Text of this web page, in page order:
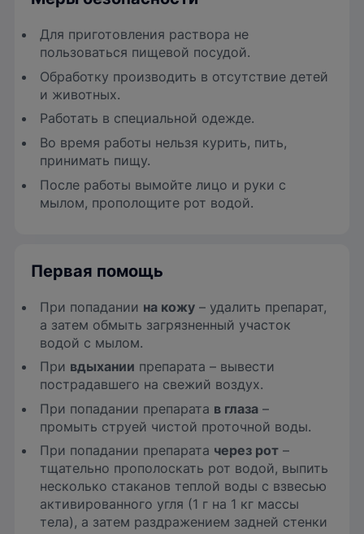
Для приготовления раствора не
пользоваться пищевой посудой.
Обработку производить в отсутствие детей
и животных.
Работать в специальной одежде.
Во время работы нельзя курить, пить,
принимать пищу.
После работы вымойте лицо и руки с
мылом, прополощите рот водой.
Первая помощь
При попадании на кожу – удалить препарат,
а затем обмыть загрязненный участок
водой с мылом.
При вдыхании препарата – вывести
пострадавшего на свежий воздух.
При попадании препарата в глаза –
промыть струей чистой проточной воды.
При попадании препарата через рот –
тщательно прополоскать рот водой, выпить
несколько стаканов теплой воды с взвесью
активированного угля (1 г на 1 кг массы
тела), а затем раздражением задней стенки